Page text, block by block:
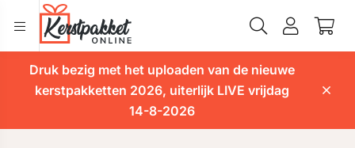
Druk bezig met het uploaden van de nieuwe
kerstpakketten 2026, uiterlijk LIVE vrijdag
14-8-2026